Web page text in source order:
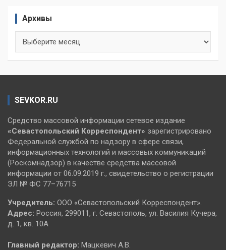
Архивы
SEVKOR.RU
Средство массовой информации сетевое издание
«Севастопольский Корреспондент» зарегистрировано
Федеральной службой по надзору в сфере связи,
информационных технологий и массовых коммуникаций
(Роскомнадзор) в качестве средства массовой
информации от 06.09.2019 г., свидетельство о регистрации
ЭЛ № ФС 77–76715
Учредитель: ООО «Севастопольский Корреспондент».
Адрес: Россия, 299011, г. Севастополь, ул. Василия Кучера,
д. 1, кв. 10А
Главный редактор: Мацкевич А.В.